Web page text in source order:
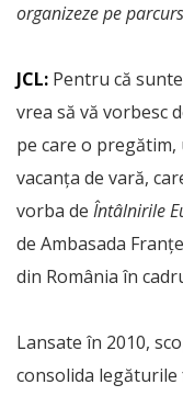
organizeze pe
JCL: Pentru că
vrea să vă vorbesc
pe care o
vacanța de vară,
vorba de Întâlnirile
de Ambasada
din România în
Lansate în 2010,
consolida